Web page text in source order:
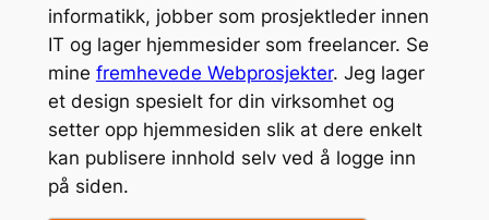
informatikk, jobber som prosjektleder innen
IT og lager hjemmesider som freelancer. Se
mine fremhevede Webprosjekter. Jeg lager
et design spesielt for din virksomhet og
setter opp hjemmesiden slik at dere enkelt
kan publisere innhold selv ved å logge inn
på siden.